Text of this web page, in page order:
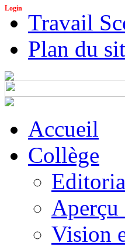
Login
Travail
Plan du
Accueil
Collège
Aperçu
Vision